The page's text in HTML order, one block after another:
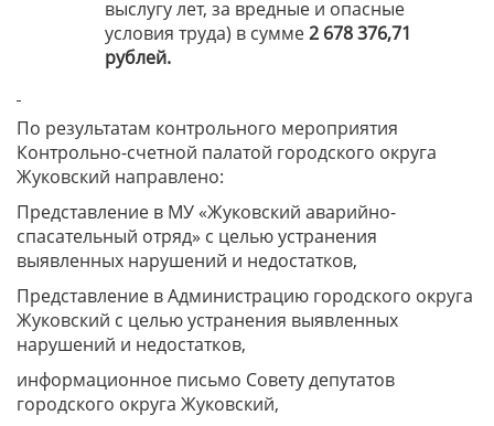
выслугу лет, за вредные и опасные
условия труда) в сумме2 678 376,71
рублей.
По результатам контрольного мероприятия
Контрольно-счетной палатой городского округа
Жуковский направлено:
Представление в МУ «Жуковский аварийно-
спасательный отряд» с целью устранения
выявленных нарушений и недостатков,
Представление в Администрацию городского округа
Жуковский с целью устранения выявленных
нарушений и недостатков,
информационное письмо Совету депутатов
городского округа Жуковский,